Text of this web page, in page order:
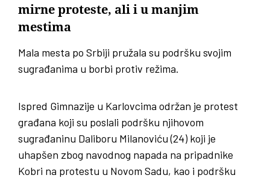
mirne proteste, ali i u manjim
mestima
Mala mesta po Srbiji pružala su podršku svojim
sugrađanima u borbi protiv režima.
Ispred Gimnazije u Karlovcima održan je protest
građana koji su poslali podršku njihovom
sugrađaninu Daliboru Milanoviću (24) koji je
uhapšen zbog navodnog napada na pripadnike
Kobri na protestu u Novom Sadu, kao i podršku